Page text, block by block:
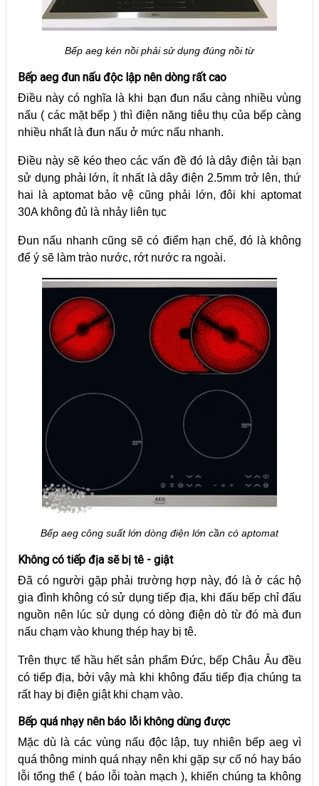
Bếp aeg kén nồi phải sử dụng đúng nồi từ
Bếp aeg đun nấu độc lập nên dòng rất cao
Điều này có nghĩa là khi bạn đun nấu càng nhiều vùng
nấu ( các mặt bếp ) thì điện năng tiêu thụ của bếp càng
nhiều nhất là đun nấu ở mức nấu nhanh.
Điều này sẽ kéo theo các vấn đề đó là dây điện tải bạn
sử dụng phải lớn, ít nhất là dây điện 2.5mm trở lên, thứ
hai là aptomat bảo vệ cũng phải lớn, đôi khi aptomat
30A không đủ là nhảy liên tục
Đun nấu nhanh cũng sẽ có điểm hạn chế, đó là không
để ý sẽ làm trào nước, rớt nước ra ngoài.
Bếp aeg công suất lớn dòng điện lớn cần có aptomat
Không có tiếp địa sẽ bị tê - giật
Đã có người gặp phải trường hợp này, đó là ở các hộ
gia đình không có sử dụng tiếp địa, khi đấu bếp chỉ đấu
nguồn nên lúc sử dụng có dòng điện dò từ đó mà đun
nấu chạm vào khung thép hay bị tê.
Trên thực tế hầu hết sản phẩm Đức, bếp Châu Âu đều
có tiếp địa, bởi vậy mà khi không đấu tiếp địa chúng ta
rất hay bị điện giật khi chạm vào.
Bếp quá nhạy nên báo lỗi không dùng được
Mặc dù là các vùng nấu độc lập, tuy nhiên bếp aeg vì
quá thông minh quá nhạy nên khi gặp sự cố nó hay báo
lỗi tổng thể ( báo lỗi toàn mạch ), khiến chúng ta không